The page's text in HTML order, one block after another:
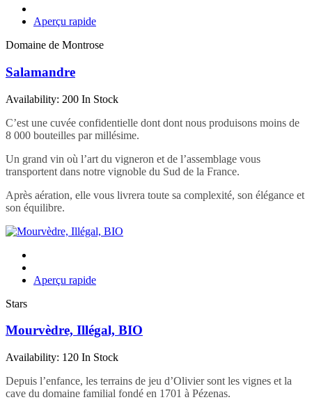
Aperçu rapide
Domaine de Montrose
Salamandre
Availability: 200 In Stock
C’est une cuvée confidentielle dont dont nous produisons moins de
8 000 bouteilles par millésime.
Un grand vin où l’art du vigneron et de l’assemblage vous
transportent dans notre vignoble du Sud de la France.
Après aération, elle vous livrera toute sa complexité, son élégance et
son équilibre.
Aperçu rapide
Stars
Mourvèdre, Illégal, BIO
Availability: 120 In Stock
Depuis l’enfance, les terrains de jeu d’Olivier sont les vignes et la
cave du domaine familial fondé en 1701 à Pézenas.